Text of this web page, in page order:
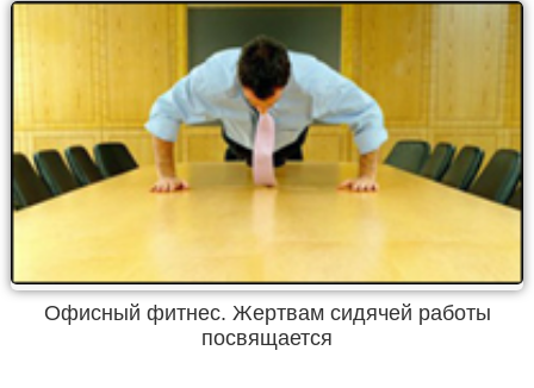
Офисный фитнес. Жертвам сидячей работы
посвящается